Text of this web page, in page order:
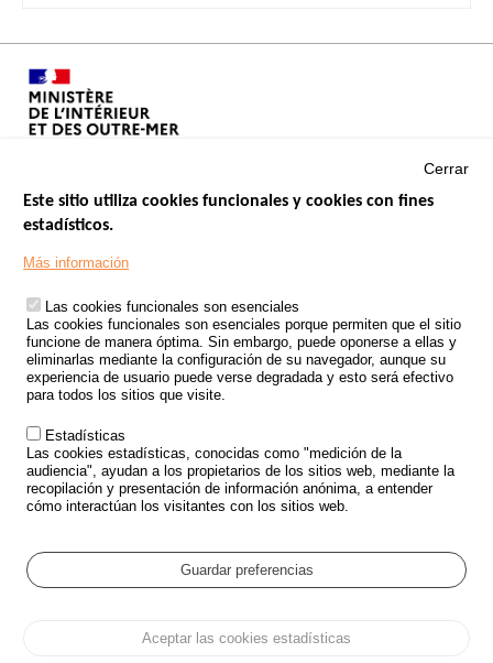
Footer
TRATAMIENTO DE DATOS PERSONALES PROCEDENTES DE
ACCIDENTES DE TRÁFICO
ESTUDIOS
CONVOCATORIA DE PROYECTOS DE ESTUDIOS
POLÍTICA DE SEGURIDAD VIAL
Outils
EVENTOS
GLOSARIO
Cookie settings
Protección de datos y CookiesAdministrar las cookies
Cerrar
Este sitio utiliza cookies funcionales y cookies con fines
estadísticos.
Más información
Las cookies funcionales son esenciales
Las cookies funcionales son esenciales porque permiten que el sitio
funcione de manera óptima. Sin embargo, puede oponerse a ellas y
eliminarlas mediante la configuración de su navegador, aunque su
experiencia de usuario puede verse degradada y esto será efectivo
para todos los sitios que visite.
Estadísticas
Las cookies estadísticas, conocidas como "medición de la
audiencia", ayudan a los propietarios de los sitios web, mediante la
recopilación y presentación de información anónima, a entender
cómo interactúan los visitantes con los sitios web.
Guardar preferencias
Aceptar las cookies estadísticas